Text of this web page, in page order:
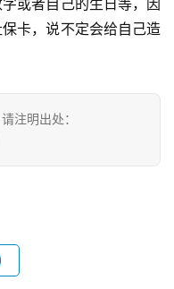
卡，说不定会给自己造
注明出处：